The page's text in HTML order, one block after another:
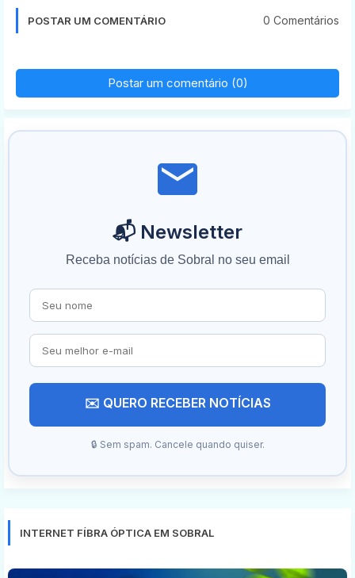
POSTAR UM COMENTÁRIO 0 Comentários
Postar um comentário (0)
📬 Newsletter
Receba notícias de Sobral no seu email
✉️ QUERO RECEBER NOTÍCIAS
🔒 Sem spam. Cancele quando quiser.
INTERNET FÍBRA ÓPTICA EM SOBRAL